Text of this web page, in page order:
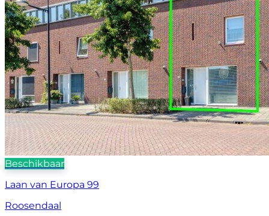
Beschikbaar
Laan van Europa 99
Roosendaal